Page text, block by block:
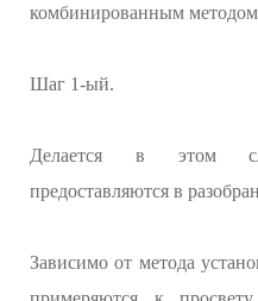
комбинированным
Шаг 1-ый.
Делается в этом
предоставляются в
Зависимо от метода